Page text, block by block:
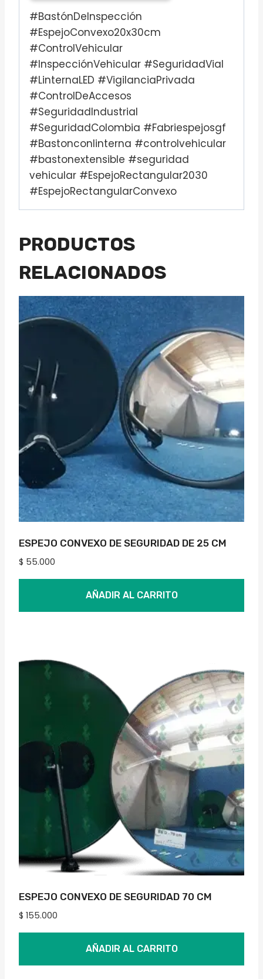
#BastónDeInspección
#EspejoConvexo20x30cm
#ControlVehicular
#InspecciónVehicular #SeguridadVial
#LinternaLED #VigilanciaPrivada
#ControlDeAccesos
#SeguridadIndustrial
#SeguridadColombia #Fabriespejosgf
#Bastonconlinterna #controlvehicular
#bastonextensible #seguridad
vehicular #EspejoRectangular2030
#EspejoRectangularConvexo
PRODUCTOS
RELACIONADOS
ESPEJO CONVEXO DE SEGURIDAD DE 25 CM
$ 55.000
AÑADIR AL CARRITO
ESPEJO CONVEXO DE SEGURIDAD 70 CM
$ 155.000
AÑADIR AL CARRITO